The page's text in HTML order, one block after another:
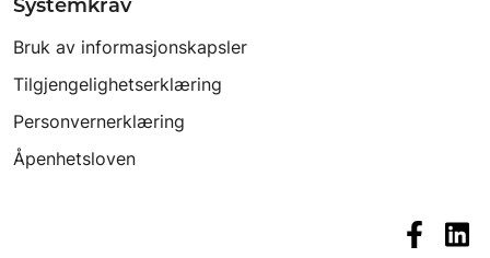
Systemkrav
Bruk av informasjonskapsler
Tilgjengelighetserklæring
Personvernerklæring
Åpenhetsloven